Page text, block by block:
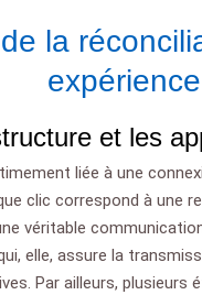
la
et les
liée à une
clic correspond à une
véritable
elle, assure la
Par ailleurs,